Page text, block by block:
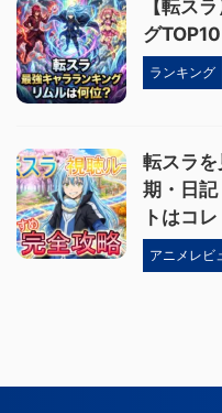
【転ス
グ
ランキング
転スラ
期・日
トはコ
アニメレビ